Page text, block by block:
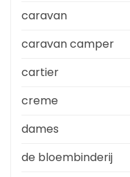
caravan
caravan camper
cartier
creme
dames
de bloembinderij